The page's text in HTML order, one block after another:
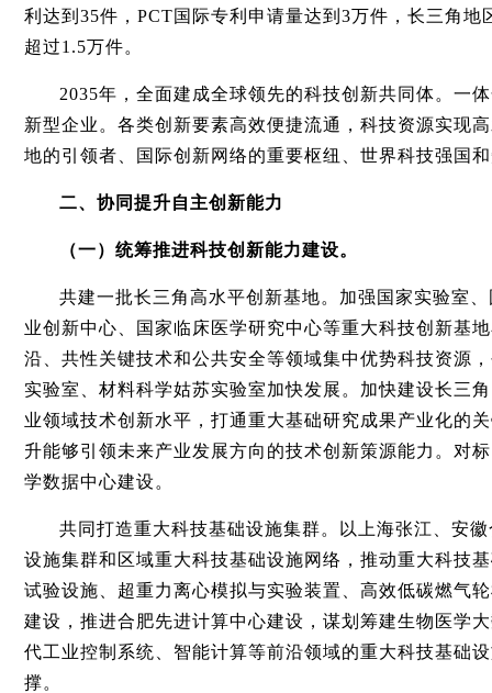
利达到35件，PCT国际专利申请量达到3万件，长三角
超过1.5万件。
2035年，全面建成全球领先的科技创新共同体。一
新型企业。各类创新要素高效便捷流通，科技资源实现
地的引领者、国际创新网络的重要枢纽、世界科技强国
二、协同提升自主创新能力
（一）统筹推进科技创新能力建设。
共建一批长三角高水平创新基地。加强国家实验室
业创新中心、国家临床医学研究中心等重大科技创新基
沿、共性关键技术和公共安全等领域集中优势科技资源
实验室、材料科学姑苏实验室加快发展。加快建设长三
业领域技术创新水平，打通重大基础研究成果产业化的
升能够引领未来产业发展方向的技术创新策源能力。对
学数据中心建设。
共同打造重大科技基础设施集群。以上海张江、安
设施集群和区域重大科技基础设施网络，推动重大科技
试验设施、超重力离心模拟与实验装置、高效低碳燃气
建设，推进合肥先进计算中心建设，谋划筹建生物医学
代工业控制系统、智能计算等前沿领域的重大科技基础
撑。